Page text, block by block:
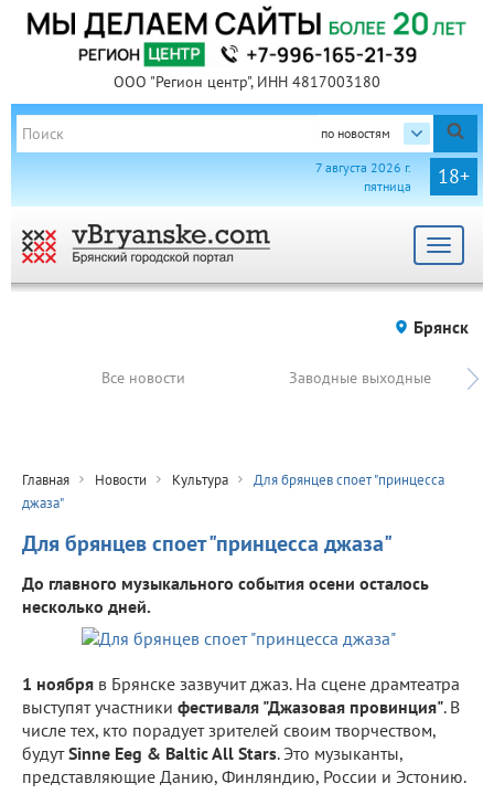
ООО "Регион центр", ИНН 4817003180
по новостям
18+
7 августа 2026 г.
пятница
Toggle
Брянск
Все новости Заводные выходные
Главная Новости Культура
Для брянцев споет "принцесса
джаза"
Для брянцев споет "принцесса джаза"
До главного музыкального события осени осталось
несколько дней.
1 ноября в Брянске зазвучит джаз. На сцене драмтеатра
выступят участники фестиваля "Джазовая провинция". В
числе тех, кто порадует зрителей своим творчеством,
будутSinne Eeg & Baltic All Stars. Это музыканты,
представляющие Данию, Финляндию, России и Эстонию.